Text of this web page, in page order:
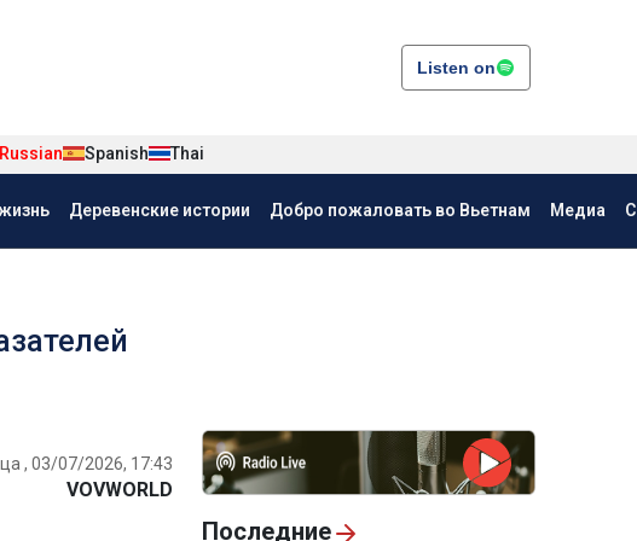
Listen on
Russian Spanish Thai
Деревенские истории Добро пожаловать во Вьетнам Медиа
, 03/07/2026, 17:43
VOVWORLD
Последние